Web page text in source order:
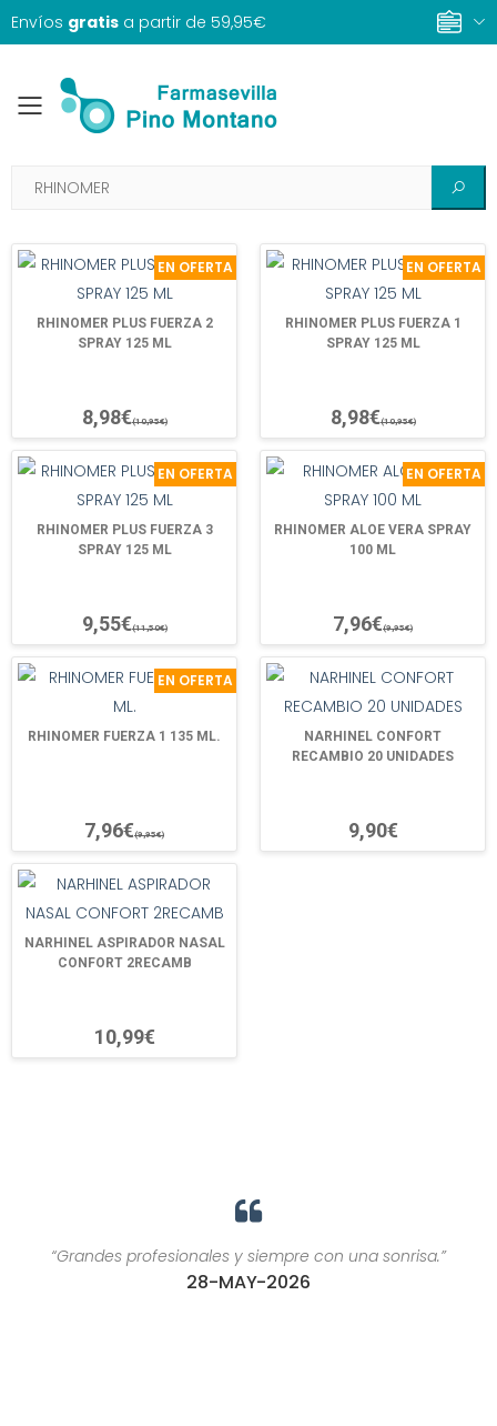
Envíos gratis a partir de 59,95€
Toggle mobile menu
EN OFERTA
RHINOMER PLUS FUERZA 2
SPRAY 125 ML
8,98€(10,95€)
EN OFERTA
RHINOMER PLUS FUERZA 1
SPRAY 125 ML
8,98€(10,95€)
EN OFERTA
RHINOMER PLUS FUERZA 3
SPRAY 125 ML
9,55€(11,50€)
EN OFERTA
RHINOMER ALOE VERA SPRAY
100 ML
7,96€(9,95€)
EN OFERTA
RHINOMER FUERZA 1 135 ML.
7,96€(9,95€)
NARHINEL CONFORT
RECAMBIO 20 UNIDADES
9,90€
NARHINEL ASPIRADOR NASAL
CONFORT 2RECAMB
10,99€
“Grandes profesionales y siempre con una sonrisa.”
28-MAY-2026